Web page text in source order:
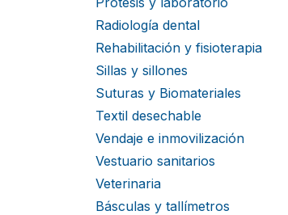
Radiología dental
Rehabilitación y fisioterapia
Sillas y sillones
Suturas y Biomateriales
Textil desechable
Vendaje e inmovilización
Vestuario sanitarios
Veterinaria
Básculas y tallímetros